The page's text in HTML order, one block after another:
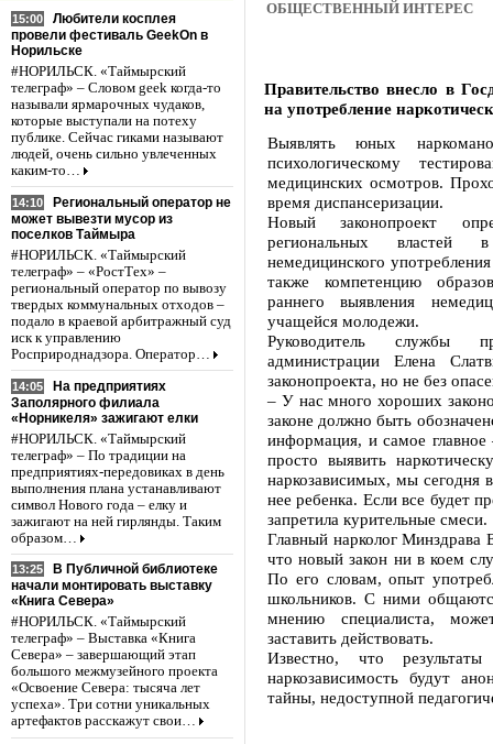
15:00
Любители косплея
провели фестиваль GeekOn в
Норильске
#НОРИЛЬСК. «Таймырский
телеграф» – Словом geek когда-то
называли ярмарочных чудаков,
которые выступали на потеху
публике. Сейчас гиками называют
людей, очень сильно увлеченных
каким-то…
14:10
Региональный оператор не
может вывезти мусор из
поселков Таймыра
#НОРИЛЬСК. «Таймырский
телеграф» – «РостТех» –
региональный оператор по вывозу
твердых коммунальных отходов –
подало в краевой арбитражный суд
иск к управлению
Росприроднадзора. Оператор…
14:05
На предприятиях
Заполярного филиала
«Норникеля» зажигают елки
#НОРИЛЬСК. «Таймырский
телеграф» – По традиции на
предприятиях-передовиках в день
выполнения плана устанавливают
символ Нового года – елку и
зажигают на ней гирлянды. Таким
образом…
13:25
В Публичной библиотеке
начали монтировать выставку
«Книга Севера»
#НОРИЛЬСК. «Таймырский
телеграф» – Выставка «Книга
Севера» – завершающий этап
большого межмузейного проекта
«Освоение Севера: тысяча лет
успеха». Три сотни уникальных
артефактов расскажут свои…
ОБЩЕСТВЕННЫЙ ИНТЕРЕС
Правительство внесло в
на употребление
Выявлять юных
психологическому
медицинских осмотров.
время диспансеризации.
Новый законопроект
региональных властей
немедицинского
также компетенцию
раннего выявления
учащейся молодежи.
Руководитель службы
администрации Елена
законопроекта, но не без
– У нас много хороших
законе должно быть
информация, и самое
просто выявить
наркозависимых, мы сегодня
нее ребенка. Если все будет
запретила курительные смеси.
Главный нарколог
что новый закон ни в коем
По его словам, опыт
школьников. С ними
мнению специалиста,
заставить действовать.
Известно, что
наркозависимость будут
тайны, недоступной